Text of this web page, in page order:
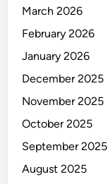
March 2026
February 2026
January 2026
December 2025
November 2025
October 2025
September 2025
August 2025